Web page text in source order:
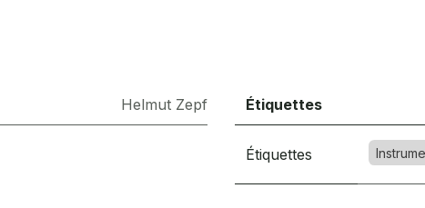
Helmut Zepf Étiquettes
Étiquettes